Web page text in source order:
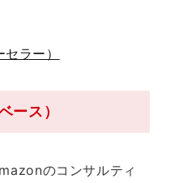
ラー）
ース）
のコンサルティ